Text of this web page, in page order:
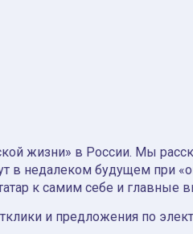
жизни» в России. Мы
в недалеком будущем при
к самим себе и
и предложения по